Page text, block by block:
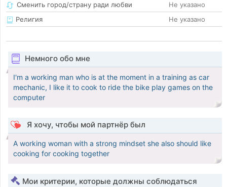
Сменить город/страну ради любви
Не указано
Религия
Не указано
Немного обо мне
I'm a working man who is at the moment in a training as car
mechanic, I like it to cook to ride the bike play games on the
computer
Я хочу, чтобы мой партнёр был
A working woman with a strong mindset she also should like
cooking for cooking together
Мои критерии, которые должны соблюдаться